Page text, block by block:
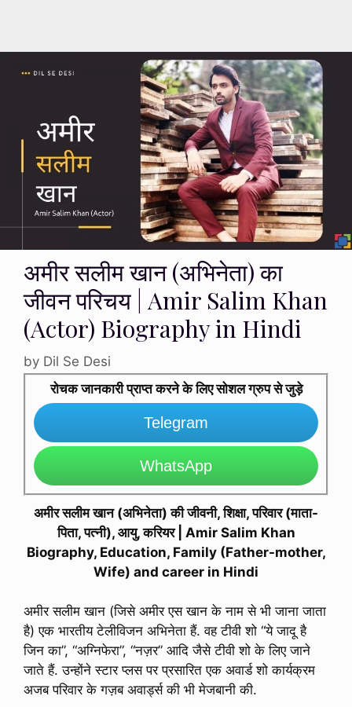
अमीर सलीम खान (अभिनेता) का
जीवन परिचय | Amir Salim Khan
(Actor) Biography in Hindi
by Dil Se Desi
रोचक जानकारी प्राप्त करने के लिए सोशल ग्रुप से जुड़े
Telegram
WhatsApp
अमीर सलीम खान (अभिनेता) की जीवनी, शिक्षा, परिवार (माता-
पिता, पत्नी), आयु, करियर | Amir Salim Khan
Biography, Education, Family (Father-mother,
Wife) and career in Hindi
अमीर सलीम खान (जिसे अमीर एस खान के नाम से भी जाना जाता
है) एक भारतीय टेलीविजन अभिनेता हैं. वह टीवी शो “ये जादू है
जिन का”, “अग्निफेरा”, “नज़र” आदि जैसे टीवी शो के लिए जाने
जाते हैं. उन्होंने स्टार प्लस पर प्रसारित एक अवार्ड शो कार्यक्रम
अजब परिवार के गज़ब अवार्ड्स की भी मेजबानी की.